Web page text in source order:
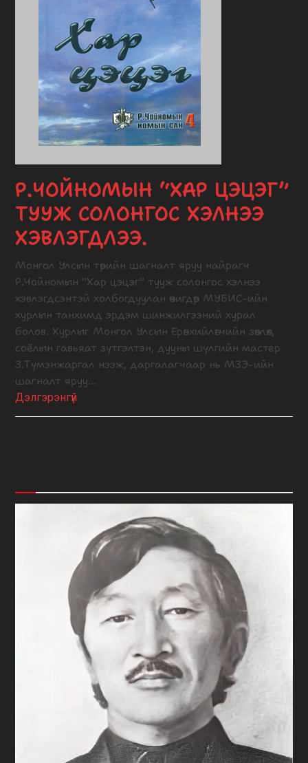
Р.ЧОЙНОМЫН “ХАР ЦЭЦЭГ”
ТУУЖ СОЛОНГОС ХЭЛНЭЭ
ХЭВЛЭГДЛЭЭ.
Монгол Улсын төрийн шагналт яруу найрагч
Р.Чойномын "Хар цэцэг" тууж солонгос хэлнээ
хэвлэгдсэнтэй холбогдуулан өчигдөр МУБИС-ийн
хурлын танхимд эрдэм шинжилгээний хурал
болов. Хурлыг Монгол Улсын Ерөнхийлөгчийн зөвлөх,
соёлын гавьяат зүтгэлтэн, дууны шүлгийн мастер
З.Түмэнжаргал нээж, даргалагчаар нь МЗЭ-ийн
шагналт яруу…
Дэлгэрэнгүй